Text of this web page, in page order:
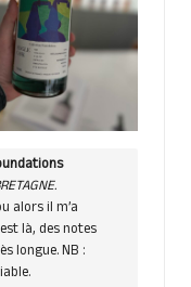
alors il m’a
là, des notes
longue. NB :